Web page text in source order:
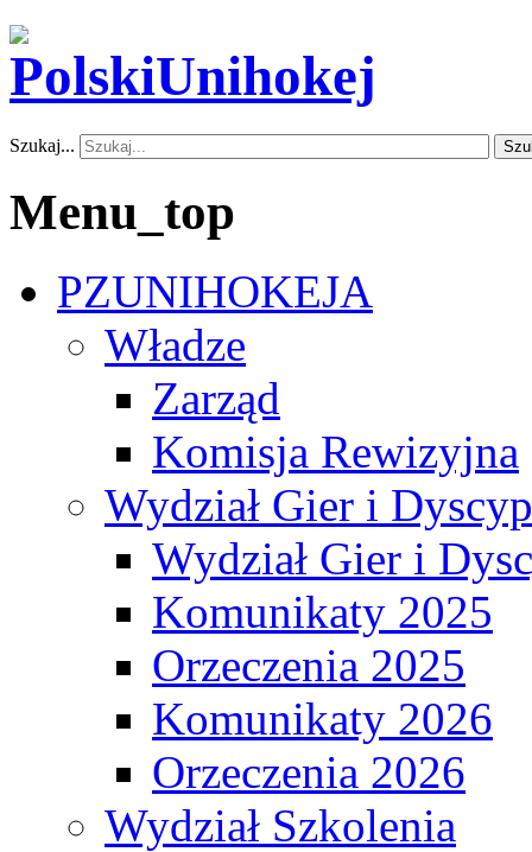
Szukaj...
Menu_top
PZUNIHOKEJA
Władze
Zarząd
Komisja Rewizyjna
Wydział Gier i
Wydział Gier i
Komunikaty 2025
Orzeczenia 2025
Komunikaty 2026
Orzeczenia 2026
Wydział Szkolenia